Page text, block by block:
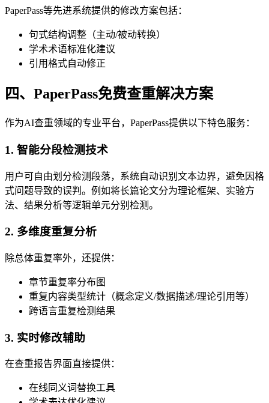
PaperPass等先进系统提供的修改方案包括：
句式结构调整（主动/被动转换）
学术术语标准化建议
引用格式自动修正
四、PaperPass免费查重解决方案
作为AI查重领域的专业平台，PaperPass提供以下特色服务：
1. 智能分段检测技术
用户可自由划分检测段落，系统自动识别文本边界，避免因格
式问题导致的误判。例如将长篇论文分为理论框架、实验方
法、结果分析等逻辑单元分别检测。
2. 多维度重复分析
除总体重复率外，还提供：
章节重复率分布图
重复内容类型统计（概念定义/数据描述/理论引用等）
跨语言重复检测结果
3. 实时修改辅助
在查重报告界面直接提供：
在线同义词替换工具